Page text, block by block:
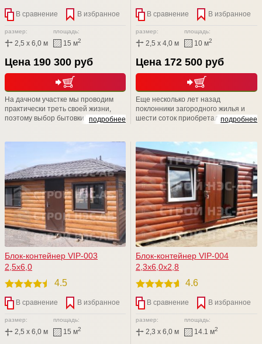
В сравнение В избранное
размер:
2,5 x 6,0 м
площадь:
15 м2
Цена 190 300 руб
подробнее
На дачном участке мы проводим
практически треть своей жизни,
поэтому выбор бытовки -дело
не найдете. Приходите к нам на
Выставочную площадку,
рассмотрите БЫТОВКИ поближе,
уверяем Вас, что Вы не останетесь
равнодушными
В сравнение В избранное
размер:
2,5 x 4,0 м
площадь:
10 м2
Цена 172 500 руб
подробнее
Еще несколько лет назад
поклонники загородного жилья и
шести соток приобретали убогие и
несмотря на возможности
современного рынка, люди
отказываются от такой "красоты" и
пытаются решить данный вопрос
собственными силами.
Блок-контейнер VIP-003
2,5х6,0
4.5
В сравнение В избранное
размер:
2,5 x 6,0 м
площадь:
15 м2
Блок-контейнер VIP-004
2,3х6,0х2,8
4.6
В сравнение В избранное
размер:
2,3 x 6,0 м
площадь:
14.1 м2